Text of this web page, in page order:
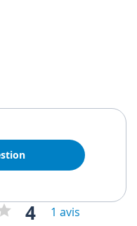
4 1 avis